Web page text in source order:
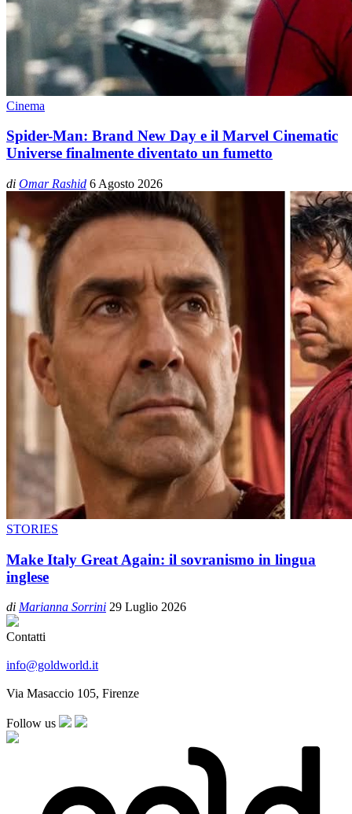
Cinema
Spider-Man: Brand New Day e il Marvel Cinematic
Universe finalmente diventato un fumetto
di Omar Rashid 6 Agosto 2026
STORIES
Make Italy Great Again: il sovranismo in lingua
inglese
di Marianna Sorrini 29 Luglio 2026
Contatti
info@goldworld.it
Via Masaccio 105, Firenze
Follow us